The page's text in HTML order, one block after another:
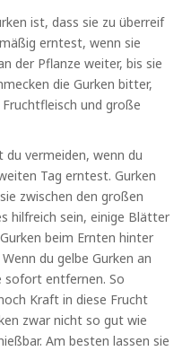
ist, dass sie zu überreif
erntest, wenn sie
der Pflanze weiter, bis sie
die Gurken bitter,
und große
du vermeiden, wenn du
Tag erntest. Gurken
zwischen den großen
hilfreich sein, einige Blätter
beim Ernten hinter
du gelbe Gurken an
sofort entfernen. So
Kraft in diese Frucht
zwar nicht so gut wie
Am besten lassen sie